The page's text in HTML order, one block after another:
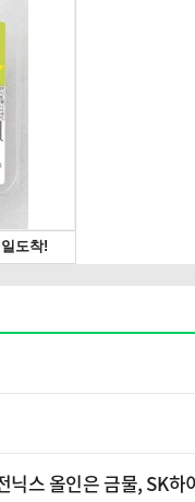
스 올인은 금물, SK